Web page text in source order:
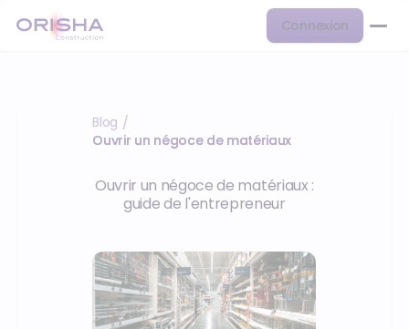
Connexion
Blog /
Ouvrir un négoce de matériaux
Ouvrir un négoce de matériaux :
guide de l'entrepreneur